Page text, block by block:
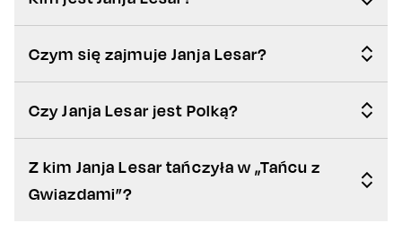
Czym się zajmuje Janja Lesar?
Czy Janja Lesar jest Polką?
Z kim Janja Lesar tańczyła w „Tańcu z
Gwiazdami”?